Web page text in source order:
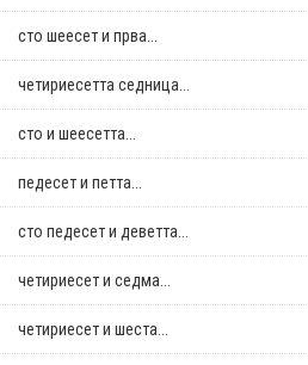
сто шеесет и прва...
четириесетта седница...
сто и шеесетта...
педесет и петта...
сто педесет и деветта...
четириесет и седма...
четириесет и шеста...